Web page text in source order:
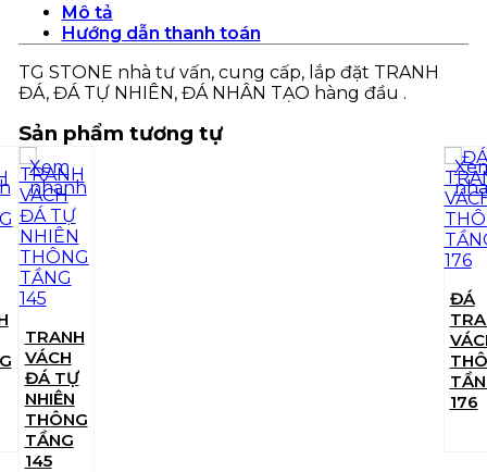
Mô tả
Hướng dẫn thanh toán
TG STONE nhà tư vấn, cung cấp, lắp đặt TRANH
ĐÁ, ĐÁ TỰ NHIÊN, ĐÁ NHÂN TẠO hàng đầu .
Sản phẩm tương tự
Xem
nhanh
TRANH
VÁCH
ĐÁ TỰ
NHIÊN
THÔNG
TẦNG
145
Xem
nhanh
TRANH
ĐÁ TỰ
NHIÊN
THÔNG
TẦNG